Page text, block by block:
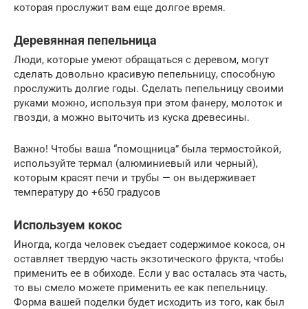
которая прослужит вам еще долгое время.
Деревянная пепельница
Люди, которые умеют обращаться с деревом, могут
сделать довольно красивую пепельницу, способную
прослужить долгие годы. Сделать пепельницу своими
руками можно, используя при этом фанеру, молоток и
гвозди, а можно выточить из куска древесины.
Важно! Чтобы ваша “помощница” была термостойкой,
используйте термал (алюминиевый или черный),
которым красят печи и трубы — он выдерживает
температуру до +650 градусов
Используем кокос
Иногда, когда человек съедает содержимое кокоса, он
оставляет твердую часть экзотического фрукта, чтобы
применить ее в обиходе. Если у вас осталась эта часть,
то вы смело можете применить ее как пепельницу.
Форма вашей поделки будет исходить из того, как был